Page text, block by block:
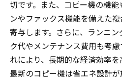
コピー機の価格とパ
奥州市の企業に支持
コストパフォーマン
コピー機購入で注意
地元で評価の高いコ
切です。また、コピー機の機
ンやファックス機能を備えた
寄与します。さらに、ランニ
ク代やメンテナンス費用も考
れにより、長期的な経済効率を
最新のコピー機は省エネ設計